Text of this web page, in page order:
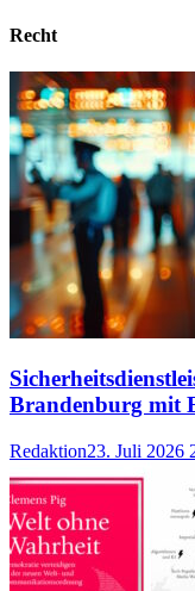
Recht
Brandenburg mit
Redaktion23. Juli 2026